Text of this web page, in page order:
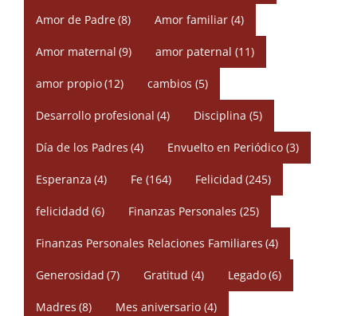
Amor de Padre(8) Amor familiar (4)
Amor maternal (9) amor paternal (11)
amor propio(12) cambios (5)
Desarrollo profesional (4) Disciplina (5)
Día de los Padres (4) Envuelto en Periódico (3)
Esperanza (4) Fe (164) Felicidad (245)
felicidadd (6) Finanzas Personales (25)
Finanzas Personales Relaciones Familiares (4)
Generosidad (7) Gratitud (4) Legado(6)
Madres (8) Mes aniversario (4)